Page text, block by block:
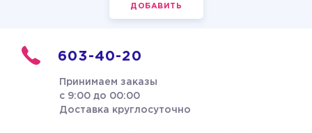
ДОБАВИТЬ
603-40-20
Принимаем заказы
с 9:00 до 00:00
Доставка круглосуточно